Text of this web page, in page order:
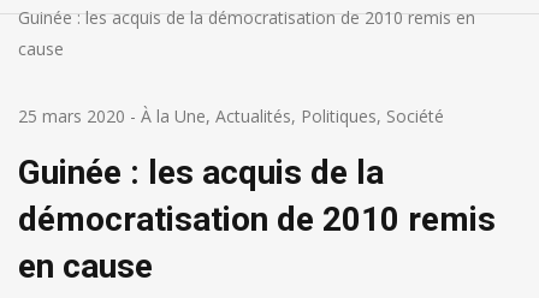
Guinée : les acquis de la démocratisation de 2010 remis en
cause
25 mars 2020 - À la Une, Actualités, Politiques, Société
Guinée : les acquis de la
démocratisation de 2010 remis
en cause